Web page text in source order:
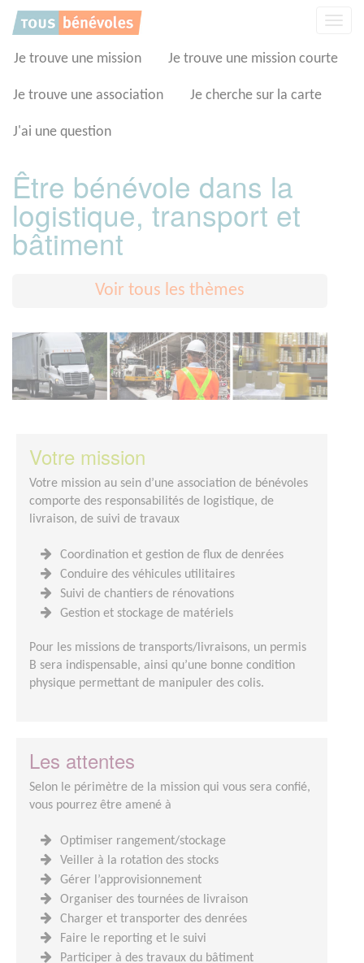
Je trouve une mission Je trouve une mission courte
Je trouve une association Je cherche sur la carte
J'ai une question
Être bénévole dans la
logistique, transport et
bâtiment
Voir tous les thèmes
Votre mission
Votre mission au sein d’une association de bénévoles
comporte des responsabilités de logistique, de
livraison, de suivi de travaux
Coordination et gestion de flux de denrées
Conduire des véhicules utilitaires
Suivi de chantiers de rénovations
Gestion et stockage de matériels
Pour les missions de transports/livraisons, un permis
B sera indispensable, ainsi qu’une bonne condition
physique permettant de manipuler des colis.
Les attentes
Selon le périmètre de la mission qui vous sera confié,
vous pourrez être amené à
Optimiser rangement/stockage
Veiller à la rotation des stocks
Gérer l’approvisionnement
Organiser des tournées de livraison
Charger et transporter des denrées
Faire le reporting et le suivi
Participer à des travaux du bâtiment
Panneau de gestion des cookies